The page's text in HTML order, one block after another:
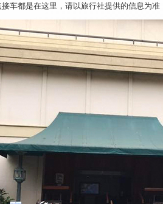
车都是在这里，请以旅行社提供的信息为准